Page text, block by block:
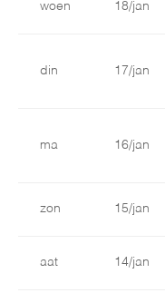
woen 18/jan
din 17/jan
ma 16/jan
zon 15/jan
aat 14/jan